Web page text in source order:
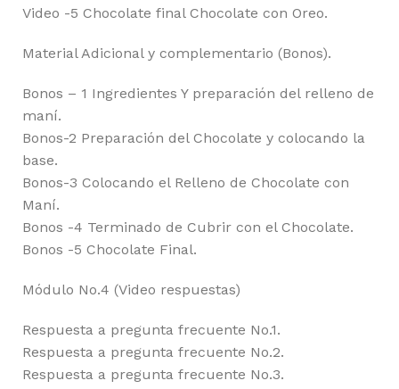
Video -5 Chocolate final Chocolate con Oreo.
Material Adicional y complementario (Bonos).
Bonos – 1 Ingredientes Y preparación del relleno de
maní.
Bonos-2 Preparación del Chocolate y colocando la
base.
Bonos-3 Colocando el Relleno de Chocolate con
Maní.
Bonos -4 Terminado de Cubrir con el Chocolate.
Bonos -5 Chocolate Final.
Módulo No.4 (Video respuestas)
Respuesta a pregunta frecuente No.1.
Respuesta a pregunta frecuente No.2.
Respuesta a pregunta frecuente No.3.